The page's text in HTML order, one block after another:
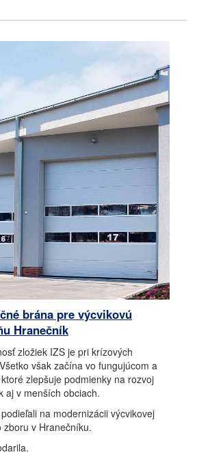
brána pre výcvikovú
Hranečník
zložiek IZS je pri krízových
však začína vo fungujúcom a
zlepšuje podmienky na rozvoj
aj v menších obciach.
na modernizácii výcvikovej
zboru v Hranečníku.